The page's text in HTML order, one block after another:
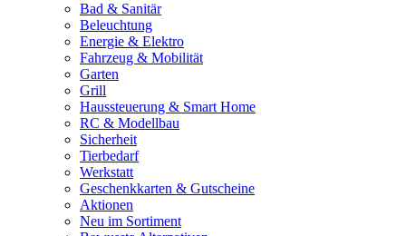
Bad & Sanitär
Beleuchtung
Energie & Elektro
Fahrzeug & Mobilität
Garten
Grill
Haussteuerung & Smart Home
RC & Modellbau
Sicherheit
Tierbedarf
Werkstatt
Geschenkkarten & Gutscheine
Aktionen
Neu im Sortiment